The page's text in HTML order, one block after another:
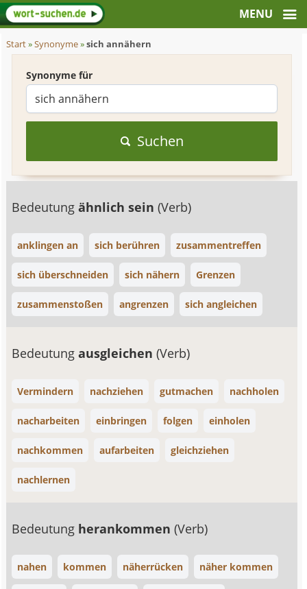
Start»Synonyme»sich annähern
Synonyme für
Suchen
Bedeutungähnlich sein(Verb)
anklingen an sich berühren zusammentreffen
sich überschneiden sich nähern Grenzen
zusammenstoßen angrenzen sich angleichen
Bedeutungausgleichen(Verb)
Vermindern nachziehen gutmachen nachholen
nacharbeiten einbringen folgen einholen
nachkommen aufarbeiten gleichziehen
nachlernen
Bedeutung herankommen(Verb)
nahen kommen näherrücken näher kommen